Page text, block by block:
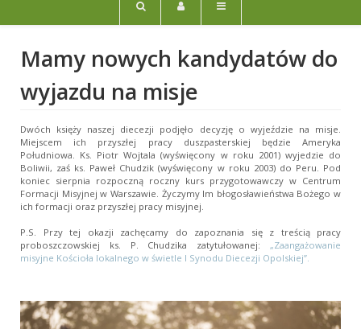
Mamy nowych kandydatów do
wyjazdu na misje
Dwóch księży naszej diecezji podjęło decyzję o wyjeździe na misje.
Miejscem ich przyszłej pracy duszpasterskiej będzie Ameryka
Południowa. Ks. Piotr Wojtala (wyświęcony w roku 2001) wyjedzie do
Boliwii, zaś ks. Paweł Chudzik (wyświęcony w roku 2003) do Peru. Pod
koniec sierpnia rozpoczną roczny kurs przygotowawczy w Centrum
Formacji Misyjnej w Warszawie. Życzymy Im błogosławieństwa Bożego w
ich formacji oraz przyszłej pracy misyjnej.
P.S. Przy tej okazji zachęcamy do zapoznania się z treścią pracy
proboszczowskiej ks. P. Chudzika zatytułowanej: „Zaangażowanie
misyjne Kościoła lokalnego w świetle I Synodu Diecezji Opolskiej”.